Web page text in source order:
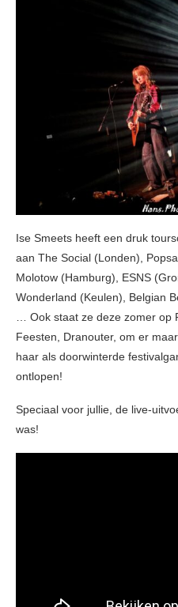
Ise Smeets heeft een druk
aan The Social (Londen),
Molotow (Hamburg), ESNS
Wonderland (Keulen), Belgian
… Ook staat ze deze zomer op
Feesten, Dranouter, om er
haar als doorwinterde
ontlopen!
Speciaal voor jullie, de live-
was!